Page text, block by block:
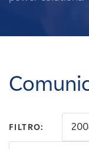
Carreras
Noticias
FILTRO: